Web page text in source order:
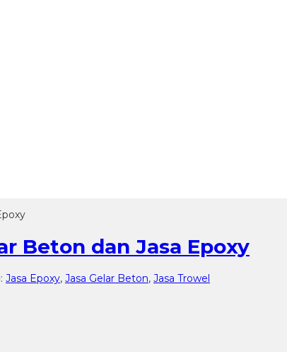
Beton dan Jasa Epoxy
Jasa Epoxy, Jasa Gelar Beton, Jasa Trowel